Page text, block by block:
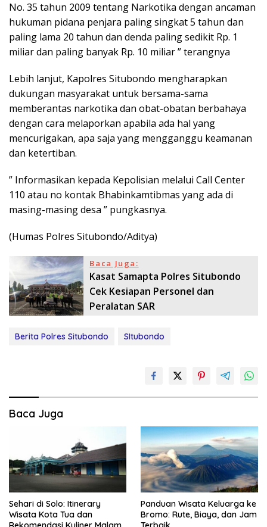
No. 35 tahun 2009 tentang Narkotika dengan ancaman
hukuman pidana penjara paling singkat 5 tahun dan
paling lama 20 tahun dan denda paling sedikit Rp. 1
miliar dan paling banyak Rp. 10 miliar ” terangnya
Lebih lanjut, Kapolres Situbondo mengharapkan
dukungan masyarakat untuk bersama-sama
memberantas narkotika dan obat-obatan berbahaya
dengan cara melaporkan apabila ada hal yang
mencurigakan, apa saja yang mengganggu keamanan
dan ketertiban.
” Informasikan kepada Kepolisian melalui Call Center
110 atau no kontak Bhabinkamtibmas yang ada di
masing-masing desa ” pungkasnya.
(Humas Polres Situbondo/Aditya)
Baca Juga:
Kasat Samapta Polres Situbondo
Cek Kesiapan Personel dan
Peralatan SAR
Berita Polres Situbondo SItubondo
Baca Juga
Sehari di Solo: Itinerary
Wisata Kota Tua dan
Panduan Wisata Keluarga ke
Bromo: Rute, Biaya, dan Jam